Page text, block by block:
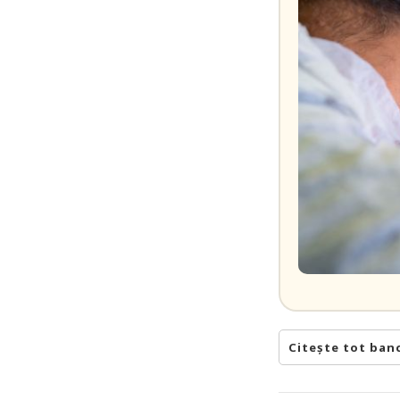
Citește tot